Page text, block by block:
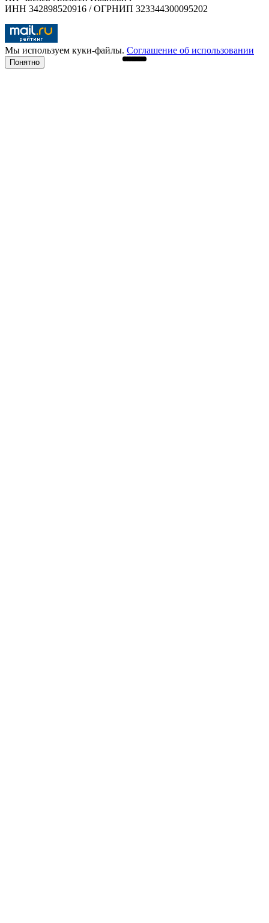
ИНН 342898520916 / ОГРНИП 323344300095202
Мы используем куки-файлы. Соглашение об использовании
Понятно